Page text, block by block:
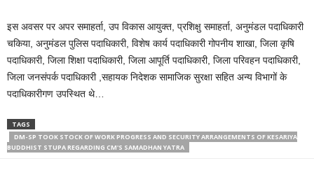
इस अवसर पर अपर समाहर्ता, उप विकास आयुक्त, प्रशिक्षु समाहर्ता, अनुमंडल पदाधिकारी
चकिया, अनुमंडल पुलिस पदाधिकारी, विशेष कार्य पदाधिकारी गोपनीय शाखा, जिला कृषि
पदाधिकारी, जिला शिक्षा पदाधिकारी, जिला आपूर्ति पदाधिकारी, जिला परिवहन पदाधिकारी,
जिला जनसंपर्क पदाधिकारी ,सहायक निदेशक सामाजिक सुरक्षा सहित अन्य विभागों के
पदाधिकारीगण उपस्थित थे…
TAGS
DM-SP TOOK STOCK OF WORK PROGRESS AND SECURITY ARRANGEMENTS OF KESARIYA
BUDDHIST STUPA REGARDING CM'S SAMADHAN YATRA